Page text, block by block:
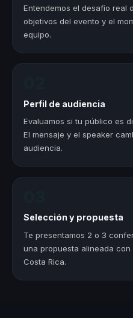
Entendemos el desafío real
objetivos del evento y el
equipo.
Perfil de audiencia
Evaluamos si tu público es
El mensaje y el speaker
audiencia.
Selección y propuesta
Te presentamos 2 o 3
una propuesta alineada
Costa Rica.